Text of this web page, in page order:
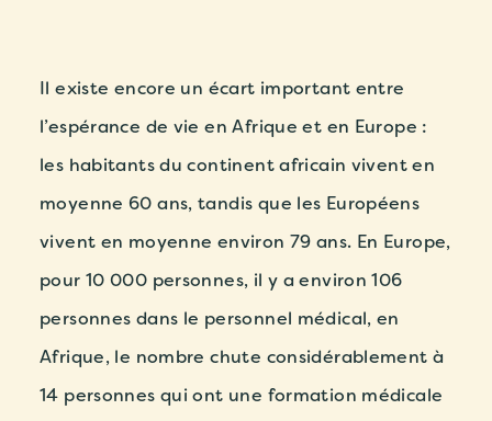
Il existe encore un écart important entre
l’espérance de vie en Afrique et en Europe :
les habitants du continent africain vivent en
moyenne 60 ans, tandis que les Européens
vivent en moyenne environ 79 ans. En Europe,
pour 10 000 personnes, il y a environ 106
personnes dans le personnel médical, en
Afrique, le nombre chute considérablement à
14 personnes qui ont une formation médicale